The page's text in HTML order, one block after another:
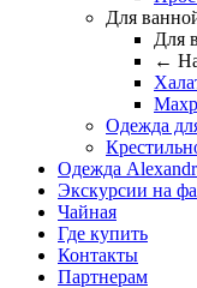
Для
Для
←
Одежда
Одежда
Экскурсии на
Чайная
Где купить
Контакты
Партнерам